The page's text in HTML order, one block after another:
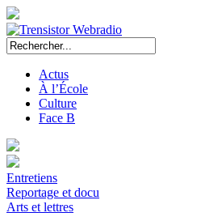
Actus
À l’École
Culture
Face B
Entretiens
Reportage et docu
Arts et lettres